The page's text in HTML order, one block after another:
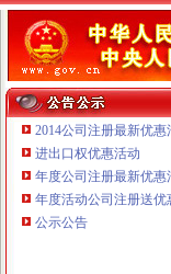
2014公司注册最新优惠
进出口权优惠活动
年度公司注册最新优惠
年度活动公司注册送优
公示公告
重庆臣夫商贸有限公司
重庆信同广告有限公司